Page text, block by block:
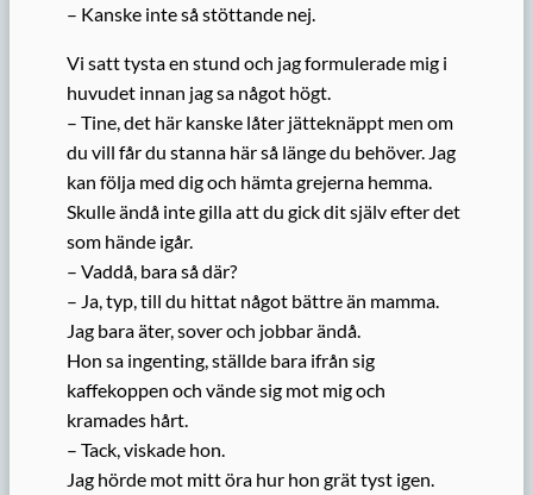
– Kanske inte så stöttande nej.
Vi satt tysta en stund och jag formulerade mig i
huvudet innan jag sa något högt.
– Tine, det här kanske låter jätteknäppt men om
du vill får du stanna här så länge du behöver. Jag
kan följa med dig och hämta grejerna hemma.
Skulle ändå inte gilla att du gick dit själv efter det
som hände igår.
– Vaddå, bara så där?
– Ja, typ, till du hittat något bättre än mamma.
Jag bara äter, sover och jobbar ändå.
Hon sa ingenting, ställde bara ifrån sig
kaffekoppen och vände sig mot mig och
kramades hårt.
– Tack, viskade hon.
Jag hörde mot mitt öra hur hon grät tyst igen.